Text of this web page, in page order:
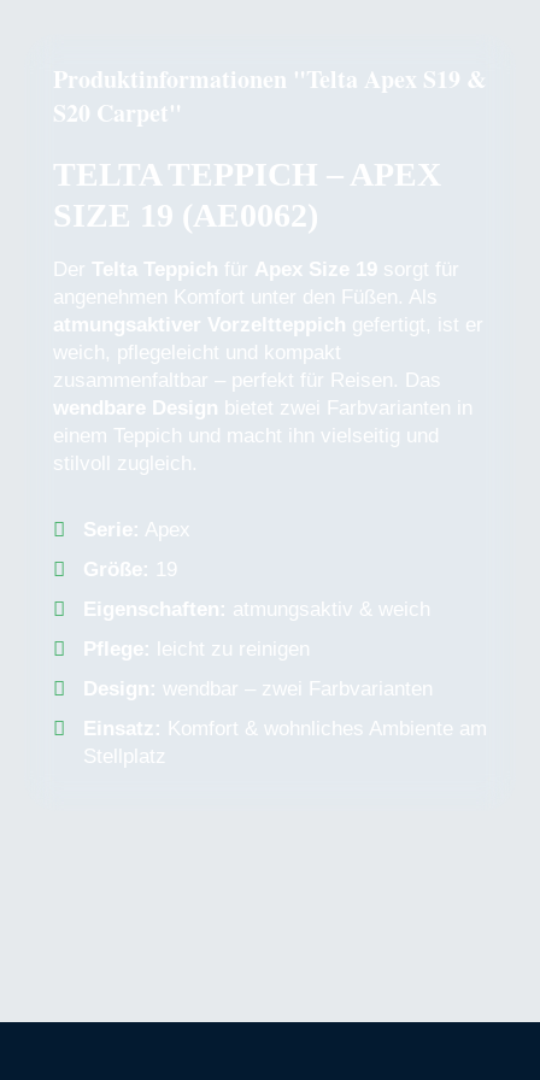
Produktinformationen "Telta Apex S19 &
S20 Carpet"
TELTA TEPPICH – APEX
SIZE 19 (AE0062)
Der Telta Teppich für Apex Size 19 sorgt für
angenehmen Komfort unter den Füßen. Als
atmungsaktiver Vorzeltteppich gefertigt, ist er
weich, pflegeleicht und kompakt
zusammenfaltbar – perfekt für Reisen. Das
wendbare Design bietet zwei Farbvarianten in
einem Teppich und macht ihn vielseitig und
stilvoll zugleich.
Serie: Apex
Größe: 19
Eigenschaften: atmungsaktiv & weich
Pflege: leicht zu reinigen
Design: wendbar – zwei Farbvarianten
Einsatz: Komfort & wohnliches Ambiente am
Stellplatz